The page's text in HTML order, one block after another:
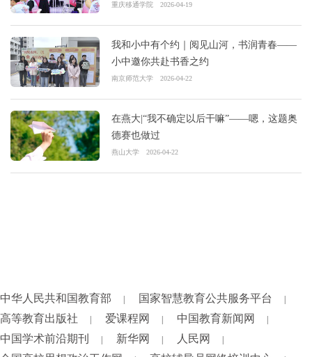
重庆移通学院 2026-04-19
我和小中有个约｜阅见山河，书润青春——
小中邀你共赴书香之约
南京师范大学 2026-04-22
在燕大|“我不确定以后干嘛”——嗯，这题奥
德赛也做过
燕山大学 2026-04-22
中华人民共和国教育部 国家智慧教育公共服务平台
高等教育出版社 爱课程网 中国教育新闻网
中国学术前沿期刊 新华网 人民网